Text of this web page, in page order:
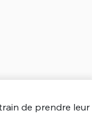
de prendre leur